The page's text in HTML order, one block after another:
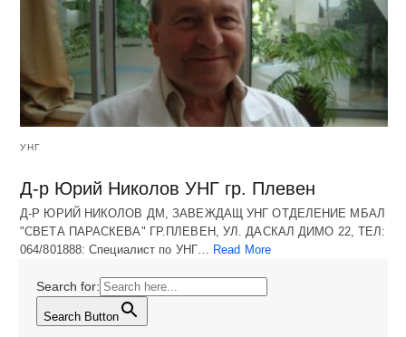
УНГ
Д-р Юрий Николов УНГ гр. Плевен
Д-Р ЮРИЙ НИКОЛОВ ДМ, ЗАВЕЖДАЩ УНГ ОТДЕЛЕНИЕ МБАЛ
"СВЕТА ПАРАСКЕВА" ГР.ПЛЕВЕН, УЛ. ДАСКАЛ ДИМО 22, ТЕЛ:
064/801888: Специалист по УНГ… Read More
Search for:
Search Button